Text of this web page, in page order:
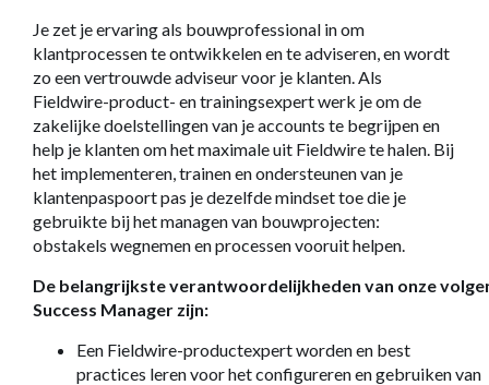
Je zet je ervaring als bouwprofessional in om
klantprocessen te ontwikkelen en te adviseren, en wordt
zo een vertrouwde adviseur voor je klanten. Als
Fieldwire-product- en trainingsexpert werk je om de
zakelijke doelstellingen van je accounts te begrijpen en
help je klanten om het maximale uit Fieldwire te halen. Bij
het implementeren, trainen en ondersteunen van je
klantenpaspoort pas je dezelfde mindset toe die je
gebruikte bij het managen van bouwprojecten:
obstakels wegnemen en processen vooruit helpen.
De belangrijkste verantwoordelijkheden van onze
Success Manager zijn:
Een Fieldwire-productexpert worden en best
practices leren voor het configureren en gebruiken van